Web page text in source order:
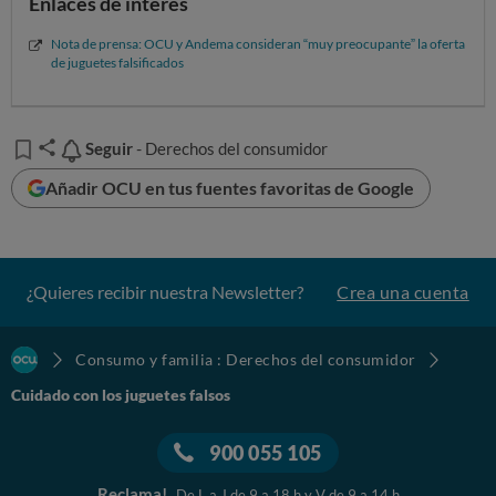
Nota de prensa: OCU y Andema consideran “muy preocupante” la oferta
de juguetes falsificados
Seguir
Seguir - Derechos del consumidor
Añadir OCU en tus fuentes favoritas de Google
¿Quieres recibir nuestra Newsletter? Crea una cuenta
Consumo y familia : Derechos del consumidor
Cuidado con los juguetes falsos
900 055 105